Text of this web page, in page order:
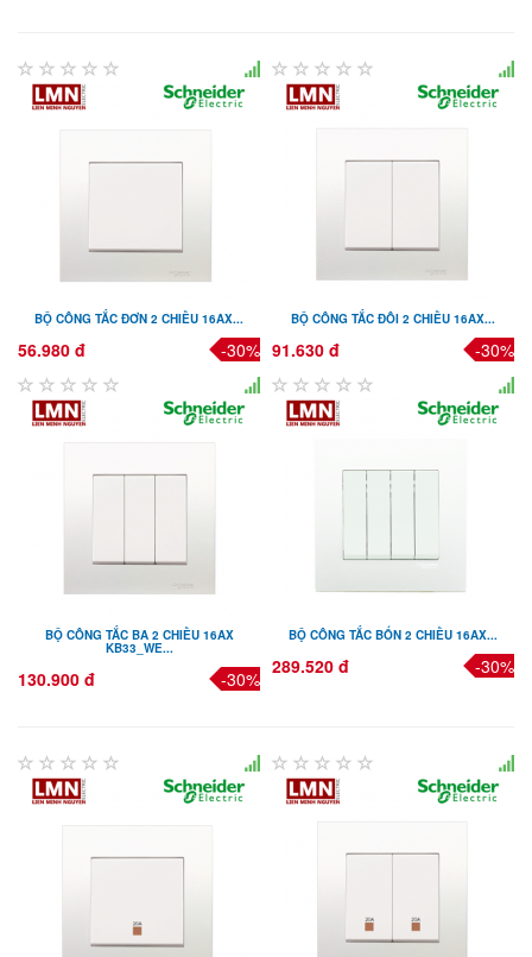
BỘ CÔNG TẮC ĐƠN 2 CHIỀU 16AX...
56.980 đ -30%
BỘ CÔNG TẮC ĐÔI 2 CHIỀU 16AX...
91.630 đ -30%
BỘ CÔNG TẮC BA 2 CHIỀU 16AX
KB33_WE...
130.900 đ -30%
BỘ CÔNG TẮC BỐN 2 CHIỀU 16AX...
289.520 đ -30%